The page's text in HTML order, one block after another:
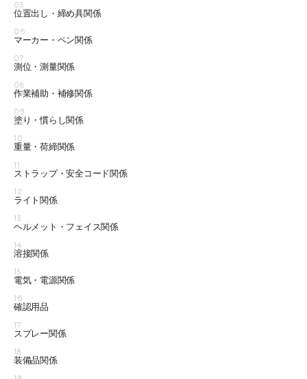
05
位置出し・締め具関係
06
マーカー・ペン関係
07
測位・測量関係
08
作業補助・補修関係
09
塗り・慣らし関係
10
重量・荷締関係
11
ストラップ・安全コード関係
12
ライト関係
13
ヘルメット・フェイス関係
14
溶接関係
15
電気・電源関係
16
確認用品
17
スプレー関係
18
装備品関係